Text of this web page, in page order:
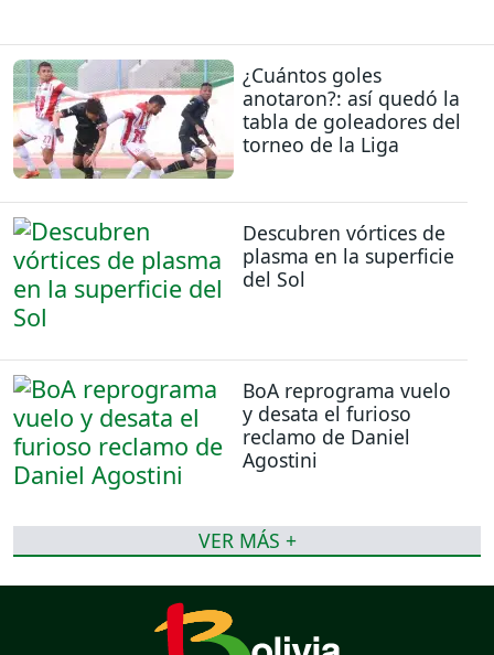
¿Cuántos goles
anotaron?: así quedó la
tabla de goleadores del
torneo de la Liga
Descubren vórtices de
plasma en la superficie
del Sol
BoA reprograma vuelo
y desata el furioso
reclamo de Daniel
Agostini
VER MÁS +